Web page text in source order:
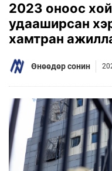
2023 оноос
удааширсан
хамтран
Өнөөдөр сонин